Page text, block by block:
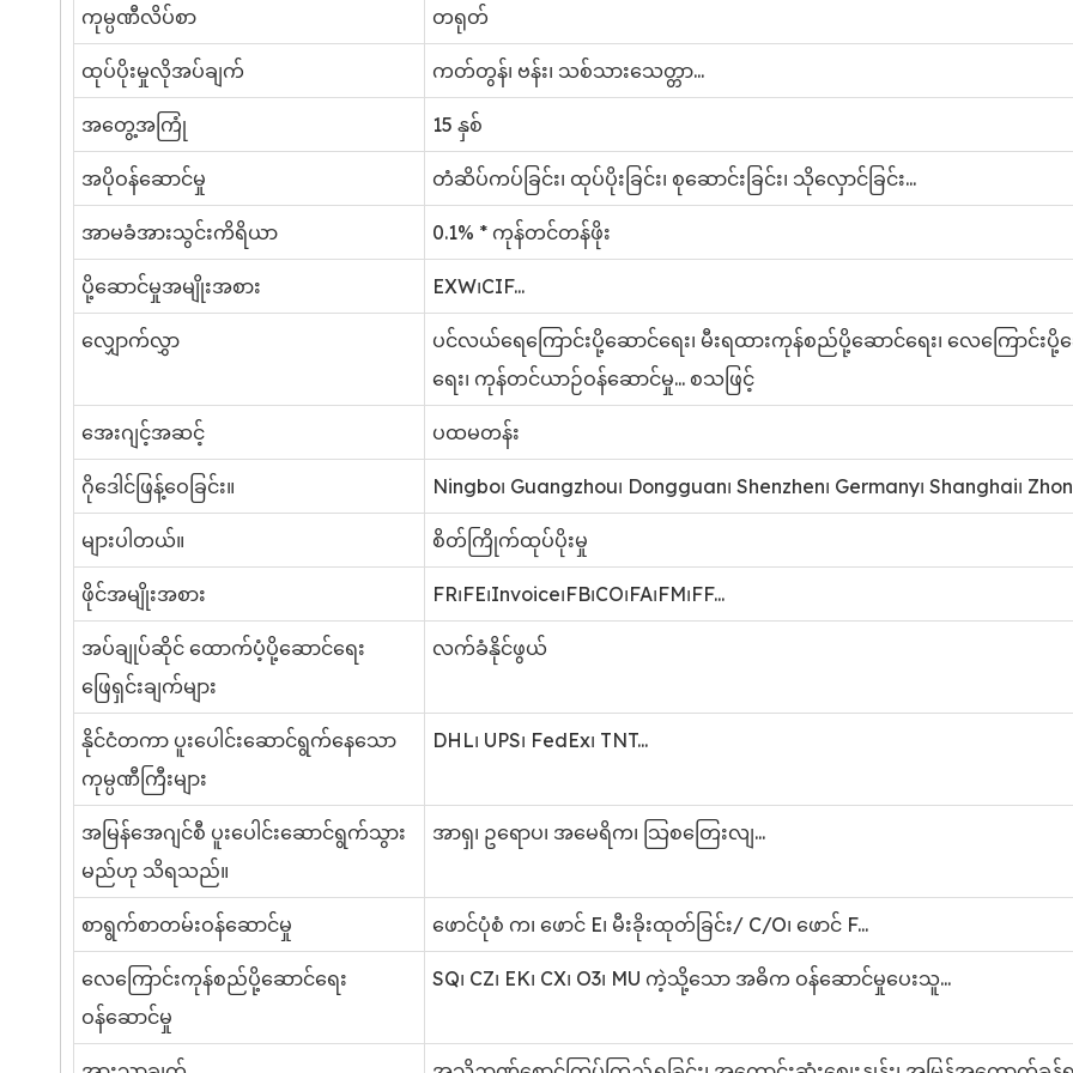
ကုမ္ပဏီလိပ်စာ တရုတ်
ထုပ်ပိုးမှုလိုအပ်ချက် ကတ်တွန်၊ ဗန်း၊ သစ်သားသေတ္တာ...
အတွေ့အကြုံ 15 နှစ်
အပိုဝန်ဆောင်မှု တံဆိပ်ကပ်ခြင်း၊ ထုပ်ပိုးခြင်း၊ စုဆောင်းခြင်း၊ သိုလှောင်ခြင်း...
အာမခံအားသွင်းကိရိယာ 0.1% * ကုန်တင်တန်ဖိုး
ပို့ဆောင်မှုအမျိုးအစား EXW၊CIF...
လျှောက်လွှာ
ပင်လယ်ရေကြောင်းပို့ဆောင်ရေး၊ မီးရထားကုန်စည်ပို့ဆောင်ရေး၊ လေကြောင်းပို့
ရေး၊ ကုန်တင်ယာဉ်ဝန်ဆောင်မှု... စသဖြင့်
အေးဂျင့်အဆင့် ပထမတန်း
ဂိုဒေါင်ဖြန့်ဝေခြင်း။ Ningbo၊ Guangzhou၊ Dongguan၊ Shenzhen၊ Germany၊ Shanghai၊
များပါတယ်။ စိတ်ကြိုက်ထုပ်ပိုးမှု
ဖိုင်အမျိုးအစား FR၊FE၊Invoice၊FB၊CO၊FA၊FM၊FF...
အပ်ချုပ်ဆိုင် ထောက်ပံ့ပို့ဆောင်ရေး
ဖြေရှင်းချက်များ
လက်ခံနိုင်ဖွယ်
နိုင်ငံတကာ ပူးပေါင်းဆောင်ရွက်နေသော
ကုမ္ပဏီကြီးများ
DHL၊ UPS၊ FedEx၊ TNT...
အမြန်အေဂျင်စီ ပူးပေါင်းဆောင်ရွက်သွား
မည်ဟု သိရသည်။
အာရှ၊ ဥရောပ၊ အမေရိက၊ သြစတြေးလျ...
စာရွက်စာတမ်းဝန်ဆောင်မှု ဖောင်ပုံစံ က၊ ဖောင် E၊ မီးခိုးထုတ်ခြင်း/ C/O၊ ဖောင် F...
လေကြောင်းကုန်စည်ပို့ဆောင်ရေး
ဝန်ဆောင်မှု
SQ၊ CZ၊ EK၊ CX၊ O3၊ MU ကဲ့သို့သော အဓိက ဝန်ဆောင်မှုပေးသူ...